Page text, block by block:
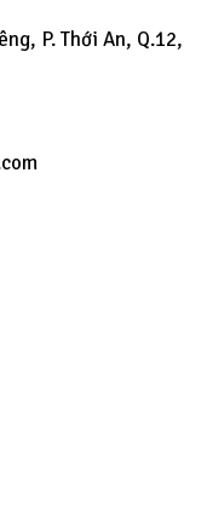
P. Thới An, Q.12,